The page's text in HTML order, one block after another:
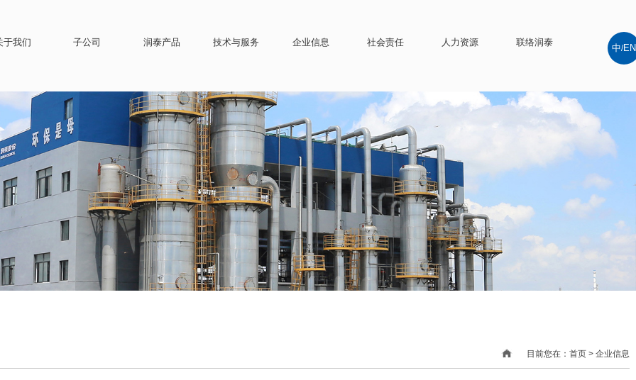
于我们 子公司 润泰产品 技术与服务 企业信息 社会责任 人力资源 联络润泰
中/EN
目前您在：首页 > 企业信息